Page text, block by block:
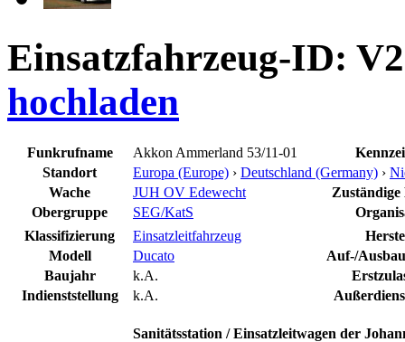
Einsatzfahrzeug-ID:
hochladen
Funkrufname Akkon Ammerland 53/11-01
Standort
Europa (Europe) › Deutschland (Germany) ›
Wache
JUH OV Edewecht
Zuständige
Obergruppe
SEG/KatS
Klassifizierung
Einsatzleitfahrzeug
Modell
Ducato
Auf-/
Baujahr
k.A.
Indienststellung
k.A.
Sanitätsstation / Einsatzleitwagen der